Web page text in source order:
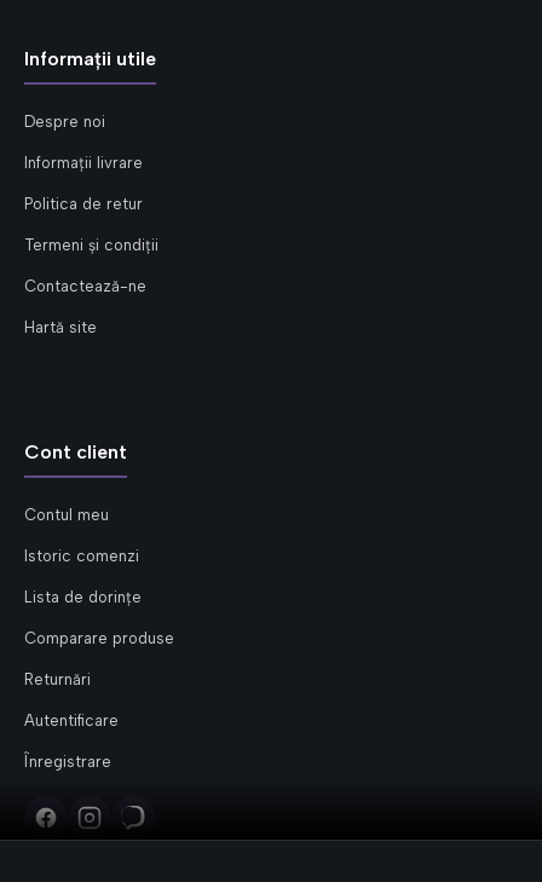
Informații utile
Despre noi
Informații livrare
Politica de retur
Termeni și condiții
Contactează-ne
Hartă site
Cont client
Contul meu
Istoric comenzi
Lista de dorințe
Comparare produse
Returnări
Autentificare
Înregistrare